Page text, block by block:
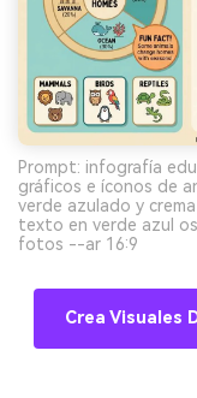
Prompt: infografía
gráficos e íconos de
verde azulado y
texto en verde azul
fotos --ar 16:9
Crea Visuales